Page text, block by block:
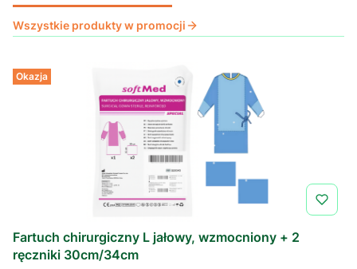
Wszystkie produkty w promocji
Okazja
Fartuch chirurgiczny L jałowy, wzmocniony + 2
ręczniki 30cm/34cm